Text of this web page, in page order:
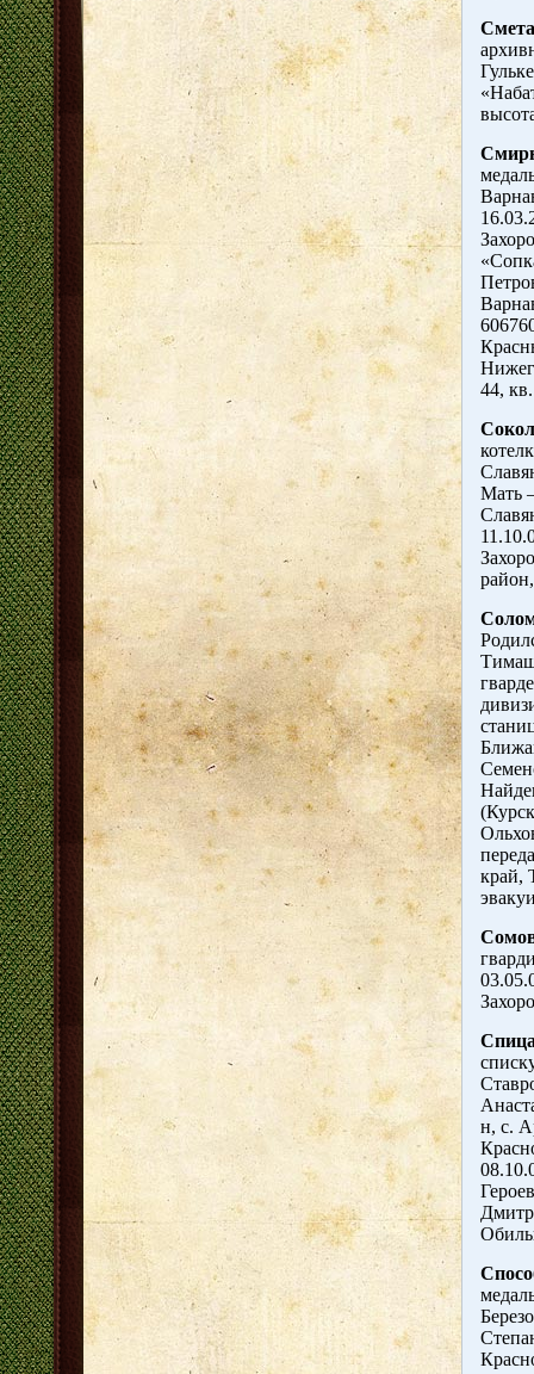
44,
Мать
край,
н, с.